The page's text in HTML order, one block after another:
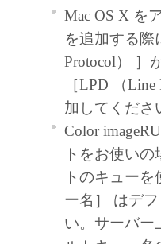
す。）との間
お客様は、『
点、または「
をもって、
お客様が本契
ア」を使用す
１．許諾
(1) キヤノン
のために、「
通じ接続され
と言います。
Mac OS X を
を追加する際
Protocol） ］
［LPD （
加してくださ
Color
トをお使い
トのキュー
ー名］ はデ
い。サーバー